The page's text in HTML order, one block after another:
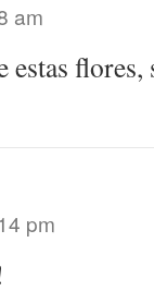
am
estas
pm